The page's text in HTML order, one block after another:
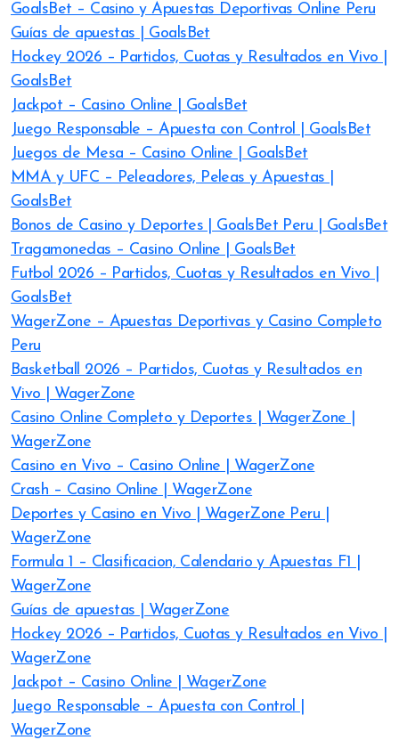
GoalsBet – Casino y Apuestas Deportivas Online Peru
Guías de apuestas | GoalsBet
Hockey 2026 – Partidos, Cuotas y Resultados en Vivo |
GoalsBet
Jackpot – Casino Online | GoalsBet
Juego Responsable – Apuesta con Control | GoalsBet
Juegos de Mesa – Casino Online | GoalsBet
MMA y UFC – Peleadores, Peleas y Apuestas |
GoalsBet
Bonos de Casino y Deportes | GoalsBet Peru | GoalsBet
Tragamonedas – Casino Online | GoalsBet
Futbol 2026 – Partidos, Cuotas y Resultados en Vivo |
GoalsBet
WagerZone – Apuestas Deportivas y Casino Completo
Peru
Basketball 2026 – Partidos, Cuotas y Resultados en
Vivo | WagerZone
Casino Online Completo y Deportes | WagerZone |
WagerZone
Casino en Vivo – Casino Online | WagerZone
Crash – Casino Online | WagerZone
Deportes y Casino en Vivo | WagerZone Peru |
WagerZone
Formula 1 – Clasificacion, Calendario y Apuestas F1 |
WagerZone
Guías de apuestas | WagerZone
Hockey 2026 – Partidos, Cuotas y Resultados en Vivo |
WagerZone
Jackpot – Casino Online | WagerZone
Juego Responsable – Apuesta con Control |
WagerZone